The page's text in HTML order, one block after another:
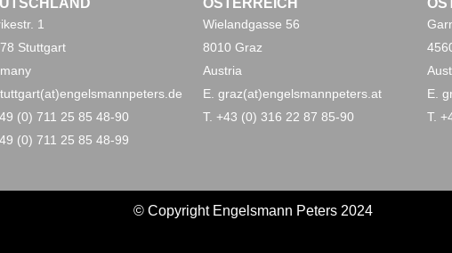
1
Stuttgart
(0) 711 25 85 48-90
(0) 711 25 85 48-99
Wielandgasse 56
8010 Graz
Austria
E. graz(at)engelsmannpeters.at
T. +43 (0) 316 22 87 85-90
E.
T.
© Copyright Engelsmann Peters 2024